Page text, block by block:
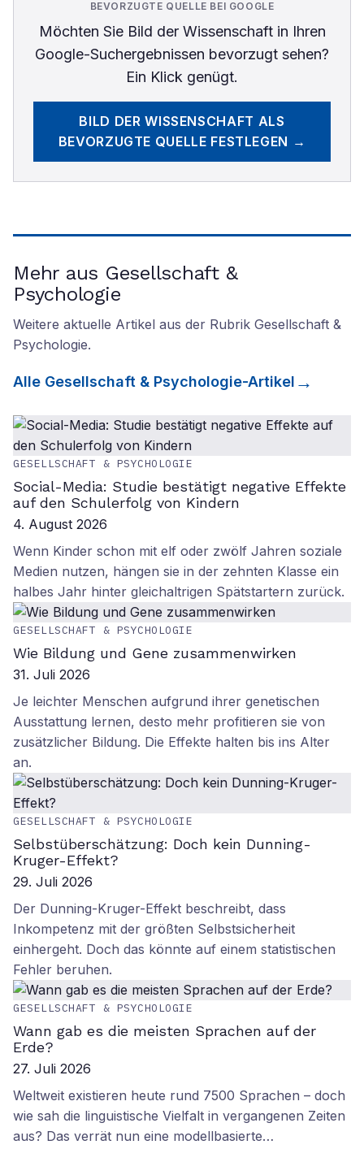
BEVORZUGTE QUELLE BEI GOOGLE
Möchten Sie Bild der Wissenschaftin Ihren
Google-Suchergebnissen bevorzugt sehen?
Ein Klick genügt.
BILD DER WISSENSCHAFT ALS
BEVORZUGTE QUELLE FESTLEGEN →
Mehr aus Gesellschaft &
Psychologie
Weitere aktuelle Artikel aus der Rubrik Gesellschaft &
Psychologie.
Alle Gesellschaft & Psychologie-Artikel
GESELLSCHAFT & PSYCHOLOGIE
Social-Media: Studie bestätigt negative Effekte
auf den Schulerfolg von Kindern
4. August 2026
Wenn Kinder schon mit elf oder zwölf Jahren soziale
Medien nutzen, hängen sie in der zehnten Klasse ein
halbes Jahr hinter gleichaltrigen Spätstartern zurück.
GESELLSCHAFT & PSYCHOLOGIE
Wie Bildung und Gene zusammenwirken
31. Juli 2026
Je leichter Menschen aufgrund ihrer genetischen
Ausstattung lernen, desto mehr profitieren sie von
zusätzlicher Bildung. Die Effekte halten bis ins Alter
an.
GESELLSCHAFT & PSYCHOLOGIE
Selbstüberschätzung: Doch kein Dunning-
Kruger-Effekt?
29. Juli 2026
Der Dunning-Kruger-Effekt beschreibt, dass
Inkompetenz mit der größten Selbstsicherheit
einhergeht. Doch das könnte auf einem statistischen
Fehler beruhen.
GESELLSCHAFT & PSYCHOLOGIE
Wann gab es die meisten Sprachen auf der
Erde?
27. Juli 2026
Weltweit existieren heute rund 7500 Sprachen – doch
wie sah die linguistische Vielfalt in vergangenen Zeiten
aus? Das verrät nun eine modellbasierte…